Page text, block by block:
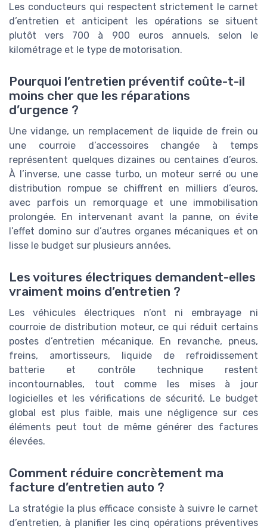
Les conducteurs qui respectent strictement le carnet
d’entretien et anticipent les opérations se situent
plutôt vers 700 à 900 euros annuels, selon le
kilométrage et le type de motorisation.
Pourquoi l’entretien préventif coûte-t-il
moins cher que les réparations
d’urgence ?
Une vidange, un remplacement de liquide de frein ou
une courroie d’accessoires changée à temps
représentent quelques dizaines ou centaines d’euros.
À l’inverse, une casse turbo, un moteur serré ou une
distribution rompue se chiffrent en milliers d’euros,
avec parfois un remorquage et une immobilisation
prolongée. En intervenant avant la panne, on évite
l’effet domino sur d’autres organes mécaniques et on
lisse le budget sur plusieurs années.
Les voitures électriques demandent-elles
vraiment moins d’entretien ?
Les véhicules électriques n’ont ni embrayage ni
courroie de distribution moteur, ce qui réduit certains
postes d’entretien mécanique. En revanche, pneus,
freins, amortisseurs, liquide de refroidissement
batterie et contrôle technique restent
incontournables, tout comme les mises à jour
logicielles et les vérifications de sécurité. Le budget
global est plus faible, mais une négligence sur ces
éléments peut tout de même générer des factures
élevées.
Comment réduire concrètement ma
facture d’entretien auto ?
La stratégie la plus efficace consiste à suivre le carnet
d’entretien, à planifier les cinq opérations préventives